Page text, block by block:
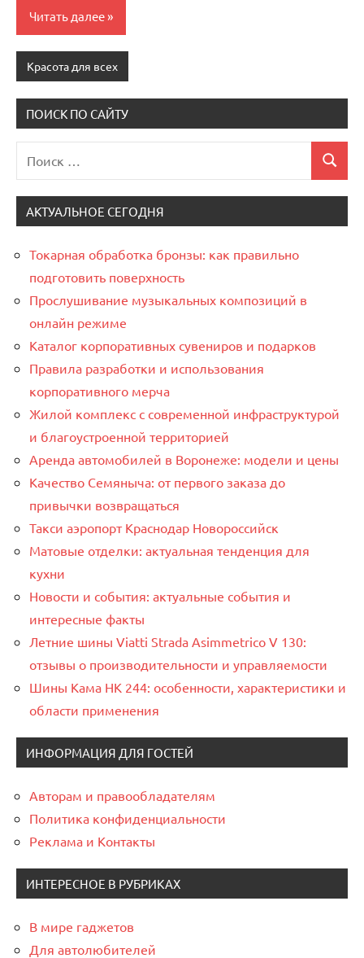
Читать далее
Красота для всех
ПОИСК ПО САЙТУ
для:
Поиск
АКТУАЛЬНОЕ СЕГОДНЯ
Токарная обработка бронзы: как правильно
подготовить поверхность
Прослушивание музыкальных композиций в
онлайн режиме
Каталог корпоративных сувениров и подарков
Правила разработки и использования
корпоративного мерча
Жилой комплекс с современной инфраструктурой
и благоустроенной территорией
Аренда автомобилей в Воронеже: модели и цены
Качество Семяныча: от первого заказа до
привычки возвращаться
Такси аэропорт Краснодар Новороссийск
Матовые отделки: актуальная тенденция для
кухни
Новости и события: актуальные события и
интересные факты
Летние шины Viatti Strada Asimmetrico V 130:
отзывы о производительности и управляемости
Шины Кама НК 244: особенности, характеристики и
области применения
ИНФОРМАЦИЯ ДЛЯ ГОСТЕЙ
Авторам и правообладателям
Политика конфиденциальности
Реклама и Контакты
ИНТЕРЕСНОЕ В РУБРИКАХ
В мире гаджетов
Для автолюбителей